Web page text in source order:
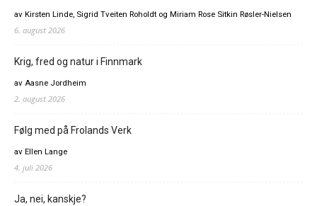
av Kirsten Linde, Sigrid Tveiten Roholdt og Miriam Rose Sitkin Røsler-Nielsen
6. august 2026
Krig, fred og natur i Finnmark
av Aasne Jordheim
2. august 2026
Følg med på Frolands Verk
av Ellen Lange
4. juli 2026
Ja, nei, kanskje?